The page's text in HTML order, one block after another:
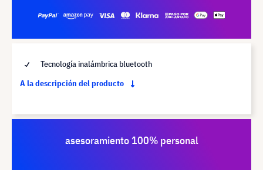
Tecnología inalámbrica bluetooth
A la descripción del producto
asesoramiento 100% personal